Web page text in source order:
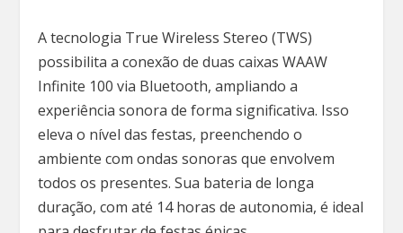
A tecnologia True Wireless Stereo (TWS)
possibilita a conexão de duas caixas WAAW
Infinite 100 via Bluetooth, ampliando a
experiência sonora de forma significativa. Isso
eleva o nível das festas, preenchendo o
ambiente com ondas sonoras que envolvem
todos os presentes. Sua bateria de longa
duração, com até 14 horas de autonomia, é ideal